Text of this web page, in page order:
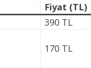
Fiyat (TL)
390 TL
170 TL